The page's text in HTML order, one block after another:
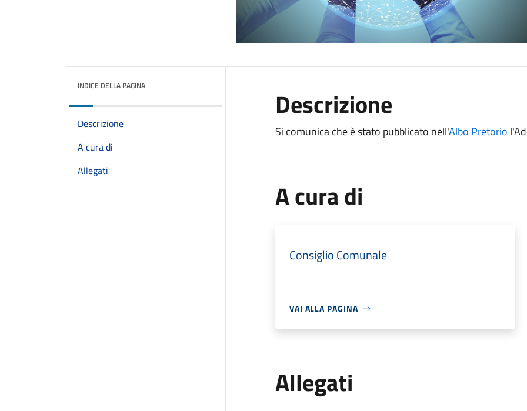
INDICE DELLA PAGINA
Descrizione
A cura di
Allegati
Descrizione
Si comunica che è stato pubblicato nell'Albo Pretorio
A cura di
Consiglio Comunale
VAI ALLA PAGINA
Allegati